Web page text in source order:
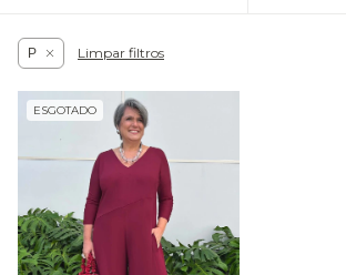
P Limpar filtros
ESGOTADO